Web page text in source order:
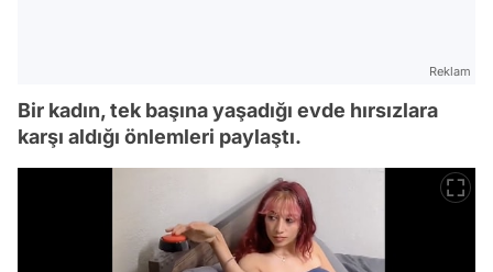
Reklam
Bir kadın, tek başına yaşadığı evde hırsızlara
karşı aldığı önlemleri paylaştı.